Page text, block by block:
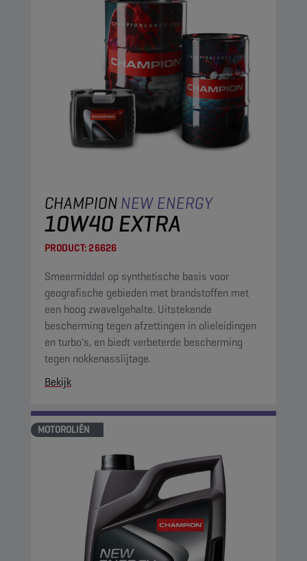
CHAMPIONNEW ENERGY
10W40 EXTRA
PRODUCT:26626
Smeermiddel op synthetische basis voor
geografische gebieden met brandstoffen met
een hoog zwavelgehalte. Uitstekende
bescherming tegen afzettingen in olieleidingen
en turbo's, en biedt verbeterde bescherming
tegen nokkenasslijtage.
Bekijk
MOTOROLIËN